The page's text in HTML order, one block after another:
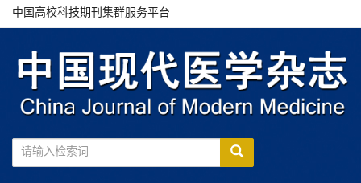
中国高校科技期刊集群服务平台